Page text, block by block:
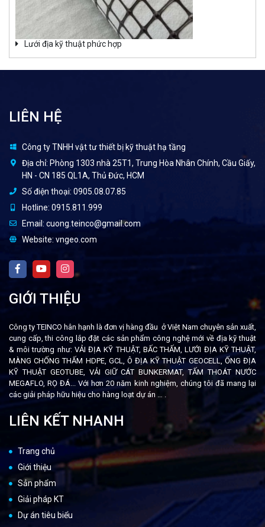
Lưới địa kỹ thuật phức hợp
LIÊN HỆ
Công ty TNHH vật tư thiết bị kỹ thuật hạ tầng
Địa chỉ: Phòng 1303 nhà 25T1, Trung Hòa Nhân Chính, Cầu Giấy,
HN - CN 185 QL1A, Thủ Đức, HCM
Số điện thoại: 0905.08.07.85
Hotline: 0915.811.999
Email: cuong.teinco@gmail.com
Website: vngeo.com
GIỚI THIỆU
Công ty TEINCO hân hạnh là đơn vị hàng đầu ở Việt Nam chuyên sản xuất,
cung cấp, thi công lắp đặt các sản phẩm công nghệ mới về địa kỹ thuật
& môi trường như: VẢI ĐỊA KỸ THUẬT, BẤC THẤM, LƯỚI ĐỊA KỸ THUẬT,
MÀNG CHỐNG THẤM HDPE, GCL, Ô ĐỊA KỸ THUẬT GEOCELL, ỐNG ĐỊA
KỸ THUẬT GEOTUBE, VẢI GIỮ CÁT BUNKERMAT, TẤM THOÁT NƯỚC
MEGAFLO, RỌ ĐÁ... Với hơn 20 năm kinh nghiệm, chúng tôi đã mang lại
các giải pháp hữu hiệu cho hàng loạt dự án …
LIÊN KẾT NHANH
Trang chủ
Giới thiệu
Sản phẩm
Giải pháp KT
Dự án tiêu biểu